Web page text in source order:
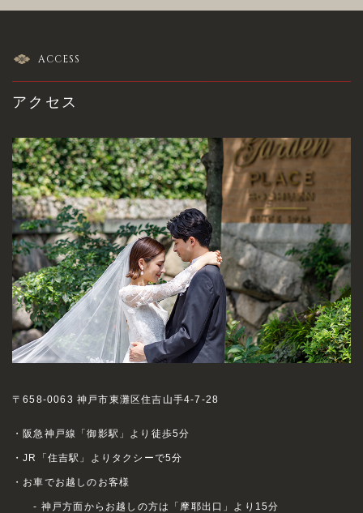
ACCESS
アクセス
〒658-0063 神戸市東灘区住吉山手4-7-28
・阪急神戸線「御影駅」より徒歩5分
・JR「住吉駅」よりタクシーで5分
・お車でお越しのお客様
- 神戸方面からお越しの方は「摩耶出口」より15分